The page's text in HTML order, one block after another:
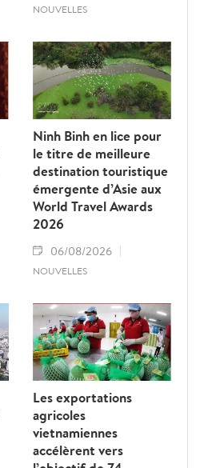
NOUVELLES
Ninh Binh en lice pour
le titre de meilleure
destination touristique
émergente d’Asie aux
World Travel Awards
2026
06/08/2026
NOUVELLES
Les exportations
agricoles
vietnamiennes
accélèrent vers